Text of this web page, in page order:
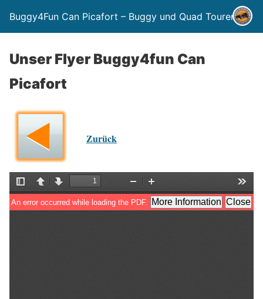
Buggy4Fun Can Picafort – Buggy und Quad Touren
Unser Flyer Buggy4fun Can
Picafort
Zurück